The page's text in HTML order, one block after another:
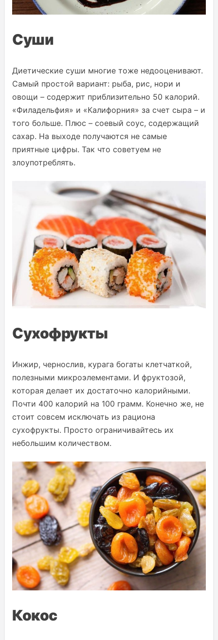
Суши
Диетические суши многие тоже недооценивают.
Самый простой вариант: рыба, рис, нори и
овощи – содержит приблизительно 50 калорий.
«Филадельфия» и «Калифорния» за счет сыра – и
того больше. Плюс – соевый соус, содержащий
сахар. На выходе получаются не самые
приятные цифры. Так что советуем не
злоупотреблять.
Сухофрукты
Инжир, чернослив, курага богаты клетчаткой,
полезными микроэлементами. И фруктозой,
которая делает их достаточно калорийными.
Почти 400 калорий на 100 грамм. Конечно же, не
стоит совсем исключать из рациона
сухофрукты. Просто ограничивайтесь их
небольшим количеством.
Кокос